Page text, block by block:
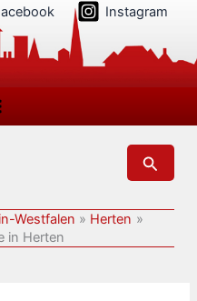
Instagram
Suchen
Westfalen
Herten
in Herten